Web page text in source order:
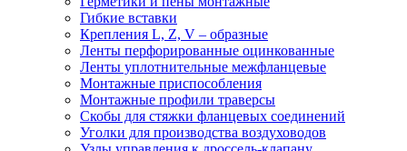
Гибкие вставки
Крепления L, Z, V – образные
Ленты перфорированные оцинкованные
Ленты уплотнительные межфланцевые
Монтажные приспособления
Монтажные профили траверсы
Скобы для стяжки фланцевых соединений
Уголки для производства воздуховодов